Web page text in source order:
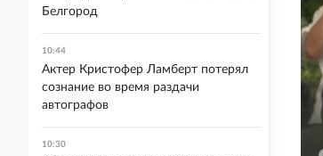
Белгород
10:44
Актер Кристофер Ламберт потерял
сознание во время раздачи
автографов
10:30